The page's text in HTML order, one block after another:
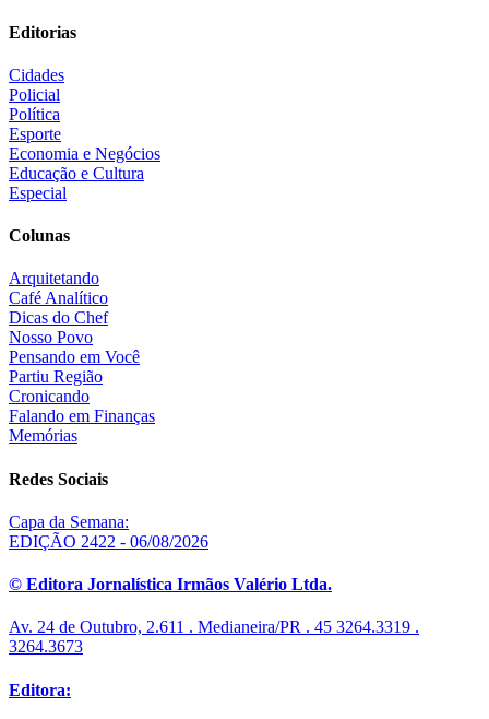
Editorias
Cidades
Policial
Política
Esporte
Economia e Negócios
Educação e Cultura
Especial
Colunas
Arquitetando
Café Analítico
Dicas do Chef
Nosso Povo
Pensando em Você
Partiu Região
Cronicando
Falando em Finanças
Memórias
Redes Sociais
Capa da Semana:
EDIÇÃO 2422 - 06/08/2026
© Editora Jornalística Irmãos Valério Ltda.
Av. 24 de Outubro, 2.611 . Medianeira/PR . 45 3264.3319 .
3264.3673
Editora: